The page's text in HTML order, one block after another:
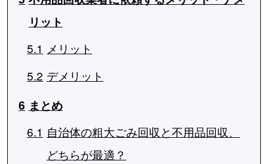
リット
5.1 メリット
5.2 デメリット
6 まとめ
6.1 自治体の粗大ごみ回収と不用品回収、
どちらが最適？